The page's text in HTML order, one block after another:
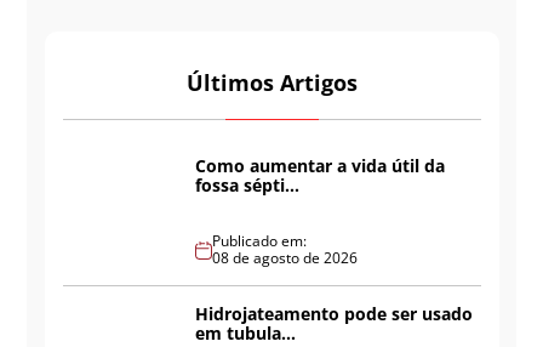
Últimos Artigos
Como aumentar a vida útil da
fossa sépti...
Publicado em:
08 de agosto de 2026
Hidrojateamento pode ser usado
em tubula...